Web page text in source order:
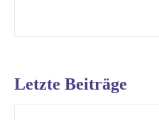
Letzte Beiträge